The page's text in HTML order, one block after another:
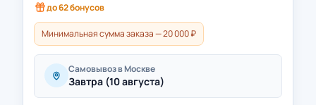
до62бонусов
Минимальная сумма заказа — 20 000 ₽
Самовывоз в Москве
Завтра (10 августа)